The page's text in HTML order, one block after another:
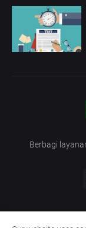
Berbagi